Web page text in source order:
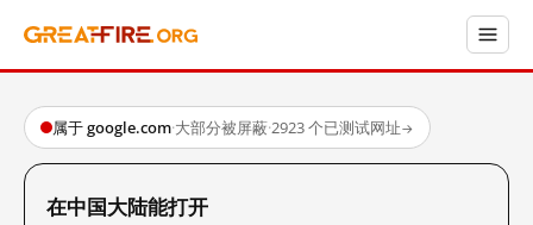
属于 google.com·大部分被屏蔽·2923 个已测试网址→
在中国大陆能打开